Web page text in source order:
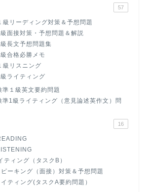
57
級リーディング対策＆予想問題
面接対策・予想問題＆解説
長文予想問題集
合格必勝メモ
級リスニング
ライティング
準１級英文要約問題
準1級ライティング（意見論述英作文）問
16
ティング（タスクB）
ーキング（面接）対策＆予想問題
ティング(タスクA要約問題）